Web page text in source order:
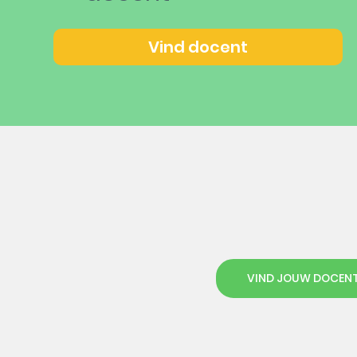
Vind docent
VIND JOUW